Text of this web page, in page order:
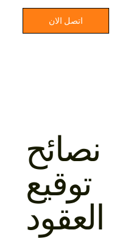
اتصل الان
نصائح
توقيع
العقود